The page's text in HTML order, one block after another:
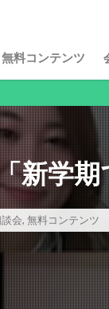
無料コンテンツ
動画や
新学期
会, 無料コンテンツ